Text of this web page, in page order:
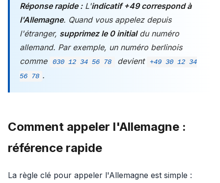
Réponse rapide :L'indicatif +49 correspond à
l'Allemagne. Quand vous appelez depuis
l'étranger, supprimez le 0 initialdu numéro
allemand. Par exemple, un numéro berlinois
comme
030 12 34 56 78 devient +49 30 12 34
56 78 .
Comment appeler l'Allemagne :
référence rapide
La règle clé pour appeler l'Allemagne est simple :